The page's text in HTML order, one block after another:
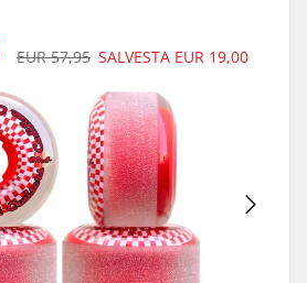
EUR 57,95 SALVESTA EUR 19,00